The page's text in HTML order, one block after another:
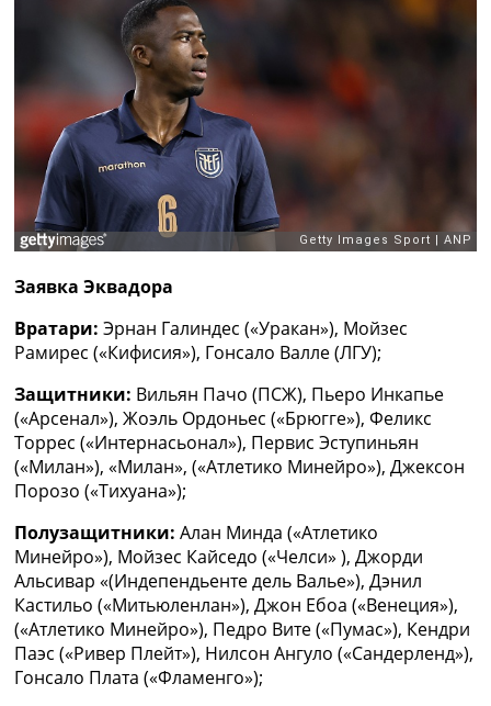
Рейтинги
Рейтинг стран УЕФА
Рейтинг клубов УЕФА
Рейтинг ФИФА
ТВ программа
RU
UA
Categories
Новости футбола
Видео
Трансферы
Новости футбола Украины
Последние комментарии
Конкурс прогнозов
Логин
Рейтинги
Правила
Коллективный прогноз
Турниры
Чемпионат Мира
Украина. Премьер-Лига
Украина. Первая Лига
Лига Чемпионов
Англия. Премьер Лига
Испания. Ла Лига
Заявка Эквадора
Вратари: Эрнан Галиндес («Уракан»), Мойзес
Рамирес («Кифисия»), Гонсало Валле (ЛГУ);
Защитники: Вильян Пачо (ПСЖ), Пьеро Инкапье
(«Арсенал»), Жоэль Ордоньес («Брюгге»), Феликс
Торрес («Интернасьонал»), Первис Эступиньян
(«Милан»), «Милан», («Атлетико Минейро»), Джексон
Порозо («Тихуана»);
Полузащитники: Алан Минда («Атлетико
Минейро»), Мойзес Кайседо («Челси» ), Джорди
Альсивар «(Индепендьенте дель Валье»), Дэнил
Кастильо («Митьюленлан»), Джон Ебоа («Венеция»),
(«Атлетико Минейро»), Педро Вите («Пумас»), Кендри
Паэс («Ривер Плейт»), Нилсон Ангуло («Сандерленд»),
Гонсало Плата («Фламенго»);